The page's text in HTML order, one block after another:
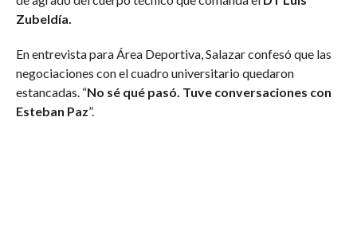
Zubeldía.
En entrevista para Área Deportiva, Salazar confesó que las
negociaciones con el cuadro universitario quedaron
estancadas. “No sé qué pasó. Tuve conversaciones con
Esteban Paz”.